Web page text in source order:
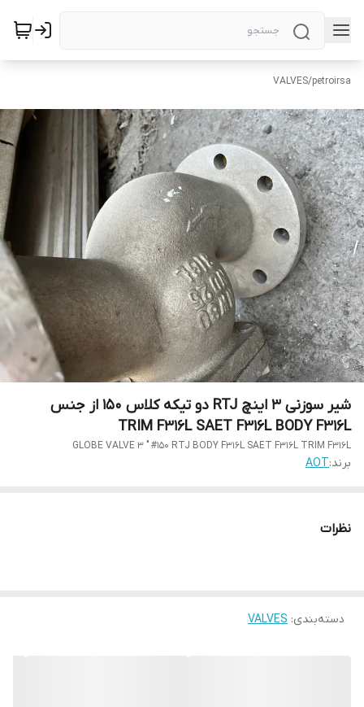
petroirsa
/
VALVES
شیر سوزنی 3 اینچ RTJ دو تیکه کلاس 150 از جنس
TRIM F316L SAET F316L BODY F316L
GLOBE VALVE 3 " #150 RTJ BODY F316L SAET F316L TRIM F316L
برند:AOT
نظرات
دسته‌بندی:
VALVES